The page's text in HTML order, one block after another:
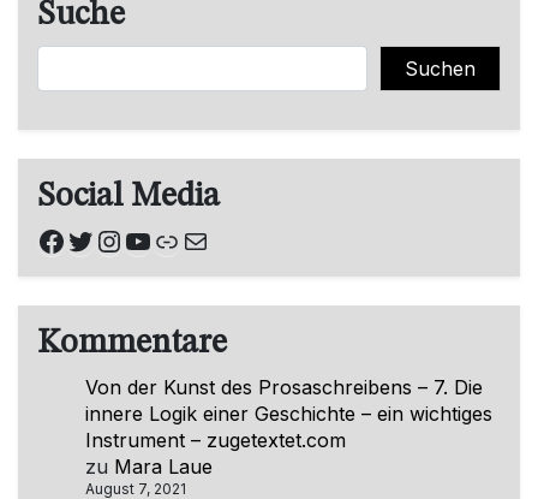
Suche
Suchen Suchen
Social Media
Facebook
Twitter
Instagram
YouTube
Link
E-Mail
Kommentare
Von der Kunst des Prosaschreibens – 7. Die
innere Logik einer Geschichte – ein wichtiges
Instrument – zugetextet.com
zu Mara Laue
August 7, 2021